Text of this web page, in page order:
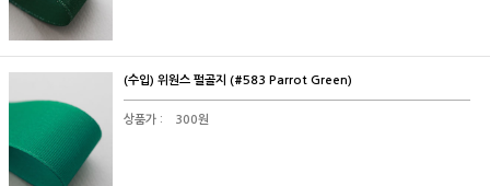
(수입) 위원스 펄골지 (#583 Parrot Green)
상품가 : 300원